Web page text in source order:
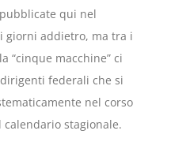
qui nel
giorni addietro, ma tra i
“cinque macchine” ci
federali che si
nel corso
stagionale.